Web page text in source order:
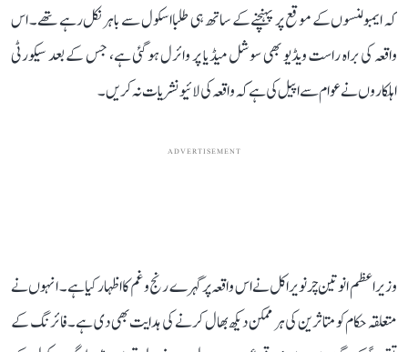
کہ ایمبولنسوں کے موقع پر پہنچنے کے ساتھ ہی طلبا اسکول سے باہر نکل رہے تھے۔ اس
واقعہ کی براہ راست ویڈیو بھی سوشل میڈیا پر وائرل ہو گئی ہے، جس کے بعد سیکورٹی
اہلکاروں نے عوام سے اپیل کی ہے کہ واقعہ کی لائیو نشریات نہ کریں۔
ADVERTISEMENT
وزیر اعظم انوتین چرنویراکل نے اس واقعہ پر گہرے رنج و غم کا اظہار کیا ہے۔ انہوں نے
متعلقہ حکام کو متاثرین کی ہر ممکن دیکھ بھال کرنے کی ہدایت بھی دی ہے۔ فائرنگ کے